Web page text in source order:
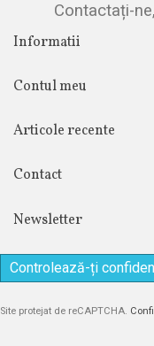
Contactați-
Informatii
Contul meu
Articole recente
Contact
Newsletter
Controlează-ți
Site protejat de reCAPTCHA.